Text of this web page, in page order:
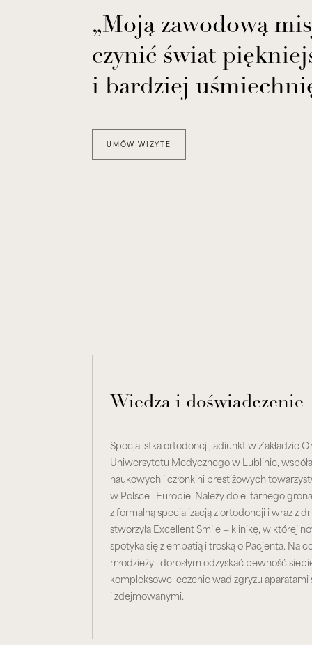
„Moją zawodową
czynić świat
i bardziej
UMÓW WIZYTĘ
Wiedza i doświadczenie
Specjalistka ortodoncji, adiunkt w Zakładzie
Uniwersytetu Medycznego w Lublinie,
naukowych i członkini prestiżowych
w Polsce i Europie. Należy do elitarnego
z formalną specjalizacją z ortodoncji i wraz z
stworzyła Excellent Smile — klinikę, w której
spotyka się z empatią i troską o Pacjenta. Na
młodzieży i dorosłym odzyskać pewność
kompleksowe leczenie wad zgryzu aparatami
i zdejmowanymi.